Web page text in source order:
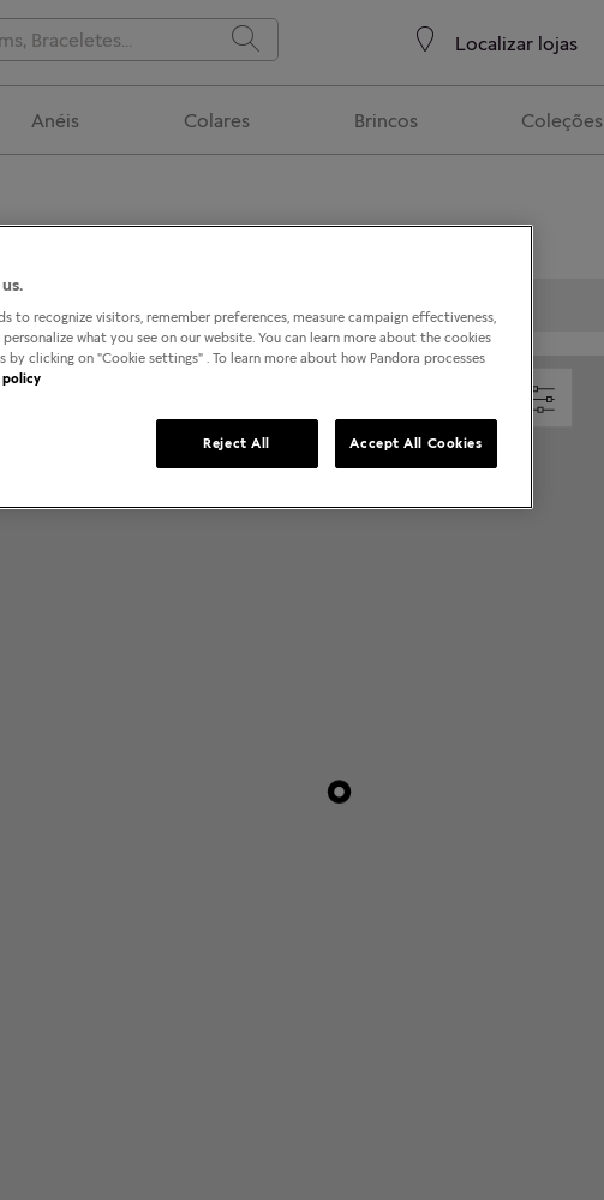
Localizar lojas
Anéis Colares Brincos Coleções
LOJAS EM PARÁ
to recognize visitors, remember preferences, measure campaign effectiveness,
what you see on our website. You can learn more about the cookies
by clicking on "Cookie settings" . To learn more about how Pandora processes
policy
Reject All Accept All Cookies